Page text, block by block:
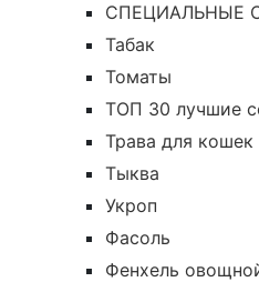
СПЕЦИАЛЬНЫЕ
Табак
Томаты
ТОП 30 лучшие
Трава для кошек
Тыква
Укроп
Фасоль
Фенхель